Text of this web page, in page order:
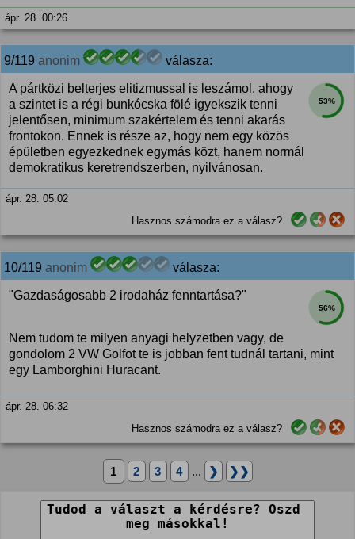
ápr. 28. 00:26
9/119 anonim válasza:
53%
A pártközi belterjes elitizmussal is leszámol, ahogy
a szintet is a régi bunkócska fölé igyekszik tenni
jelentősen, minimum szakértelem és tenni akarás
frontokon. Ennek is része az, hogy nem egy közös
épületben egyezkednek egymás közt, hanem normál
demokratikus keretrendszerben, nyilvánosan.
ápr. 28. 05:02
Hasznos számodra ez a válasz?
10/119 anonim válasza:
56%
"Gazdaságosabb 2 irodaház fenntartása?"
Nem tudom te milyen anyagi helyzetben vagy, de
gondolom 2 VW Golfot te is jobban fent tudnál tartani, mint
egy Lamborghini Huracant.
ápr. 28. 06:32
Hasznos számodra ez a válasz?
1 2 3 4 ... ❯ ❯❯